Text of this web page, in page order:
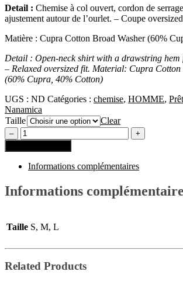
Detail : Chemise à col ouvert, cordon de
ajustement autour de l’ourlet. – Coupe
Matière : Cupra Cotton Broad Washer (60%
Detail : Open-neck shirt with a drawstring
– Relaxed oversized fit. Material: Cupra Cotton
(60% Cupra, 40% Cotton)
UGS : ND Catégories : chemise, HOMME,
Nanamica
Taille
Clear
Informations complémentaires
Informations
Taille S, M, L
Related Products